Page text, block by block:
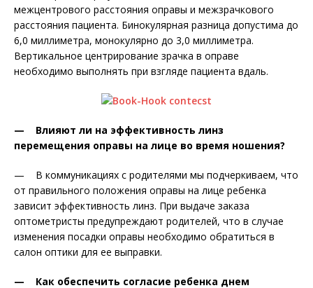
межцентрового расстояния оправы и межзрачкового
расстояния пациента. Бинокулярная разница допустима до
6,0 миллиметра, монокулярно до 3,0 миллиметра.
Вертикальное центрирование зрачка в оправе
необходимо выполнять при взгляде пациента вдаль.
— Влияют ли на эффективность линз
перемещения оправы на лице во время ношения?
— В коммуникациях с родителями мы подчеркиваем, что
от правильного положения оправы на лице ребенка
зависит эффективность линз. При выдаче заказа
оптометристы предупреждают родителей, что в случае
изменения посадки оправы необходимо обратиться в
салон оптики для ее выправки.
— Как обеспечить согласие ребенка днем